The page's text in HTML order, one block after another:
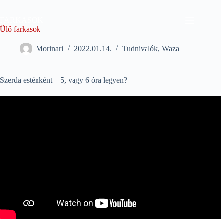
Ülő farkasok
Morinari 2022.01.14. Tudnivalók, Waza
Szerda esténként – 5, vagy 6 óra legyen?